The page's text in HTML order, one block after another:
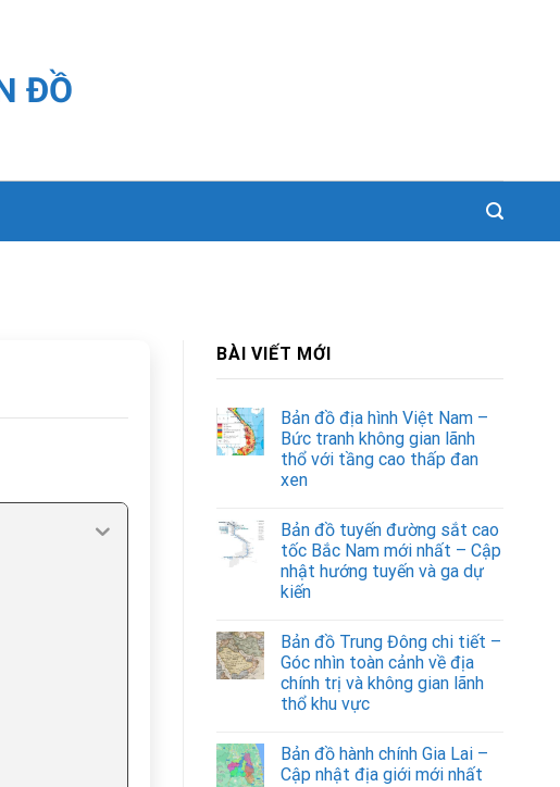
ĐỒ
BÀI VIẾT MỚI
Bản đồ địa hình Việt Nam –
Bức tranh không gian lãnh
thổ với tầng cao thấp đan
xen
Bản đồ tuyến đường sắt cao
tốc Bắc Nam mới nhất – Cập
nhật hướng tuyến và ga dự
kiến
Bản đồ Trung Đông chi tiết –
Góc nhìn toàn cảnh về địa
chính trị và không gian lãnh
thổ khu vực
Bản đồ hành chính Gia Lai –
Cập nhật địa giới mới nhất